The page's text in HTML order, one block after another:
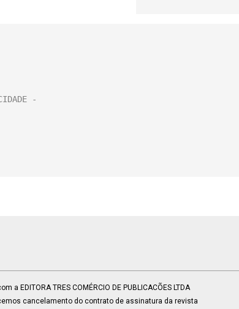
EDITORA TRES COMÉRCIO DE PUBLICACÕES LTDA
cancelamento do contrato de assinatura da revista